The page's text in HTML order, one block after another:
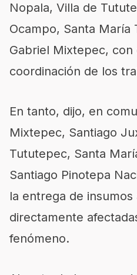
Nopala, Villa de
Ocampo, Santa María
Gabriel Mixtepec,
coordinación de los
En tanto, dijo, en
Mixtepec, Santiago
Tututepec, Santa
Santiago Pinotepa
la entrega de insumos
directamente
fenómeno.